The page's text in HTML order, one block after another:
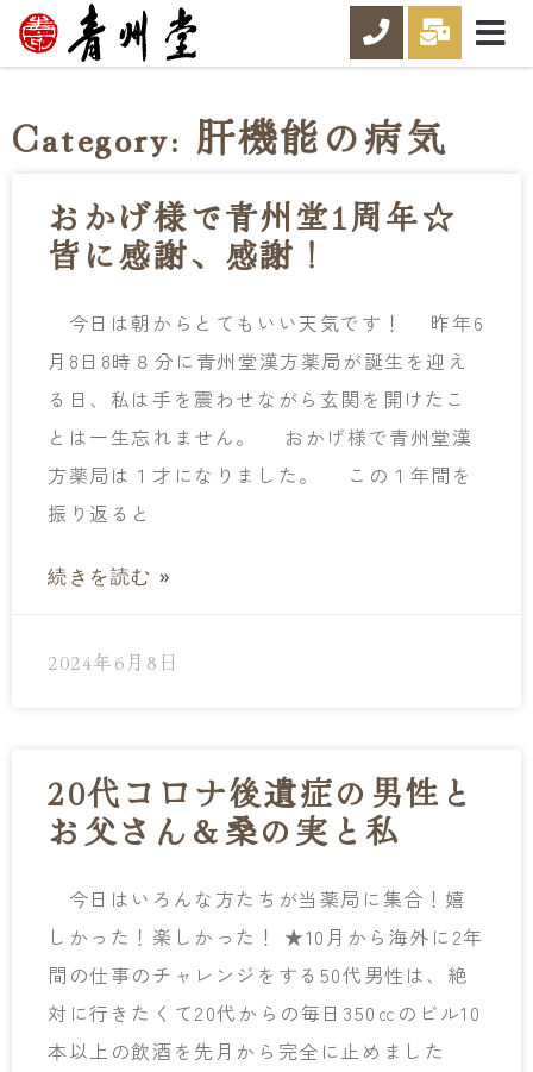
Category: 肝機能の病気
おかげ様で青州堂1周年☆
皆に感謝、感謝！
今日は朝からとてもいい天気です！ 昨年6
月8日8時８分に青州堂漢方薬局が誕生を迎え
る日、私は手を震わせながら玄関を開けたこ
とは一生忘れません。 おかげ様で青州堂漢
方薬局は１才になりました。 この１年間を
振り返ると
続きを読む »
2024年6月8日
20代コロナ後遺症の男性と
お父さん＆桑の実と私
今日はいろんな方たちが当薬局に集合！嬉
しかった！楽しかった！ ★10月から海外に2年
間の仕事のチャレンジをする50代男性は、絶
対に行きたくて20代からの毎日350㏄のビル10
本以上の飲酒を先月から完全に止めました